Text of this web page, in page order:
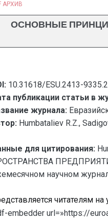
АРХИВ
ОСНОВНЫЕ
10.31618/ESU.2413-
публикации статьи в
журнала:
Humbataliev R.Z.,
для цитирования:
научном
читателям
embedder url=»https://